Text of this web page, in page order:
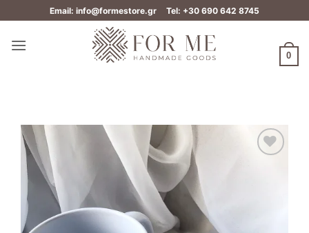
Μετάβαση
στο
περιεχόμενο
Email: info@formestore.gr Tel: +30 690 642 8745
0